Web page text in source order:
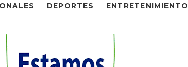
DEPORTES ENTRETENIMIENTO